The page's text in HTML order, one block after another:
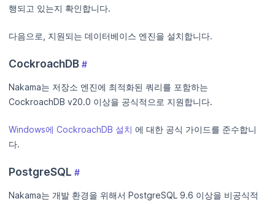
행되고 있는지 확인합니다.
다음으로, 지원되는 데이터베이스 엔진을 설치합니다.
CockroachDB #
Nakama는 저장소 엔진에 최적화된 쿼리를 포함하는
CockroachDB v20.0 이상을 공식적으로 지원합니다.
Windows에 CockroachDB 설치 에 대한 공식 가이드를 준수합니
다.
PostgreSQL #
Nakama는 개발 환경을 위해서 PostgreSQL 9.6 이상을 비공식적